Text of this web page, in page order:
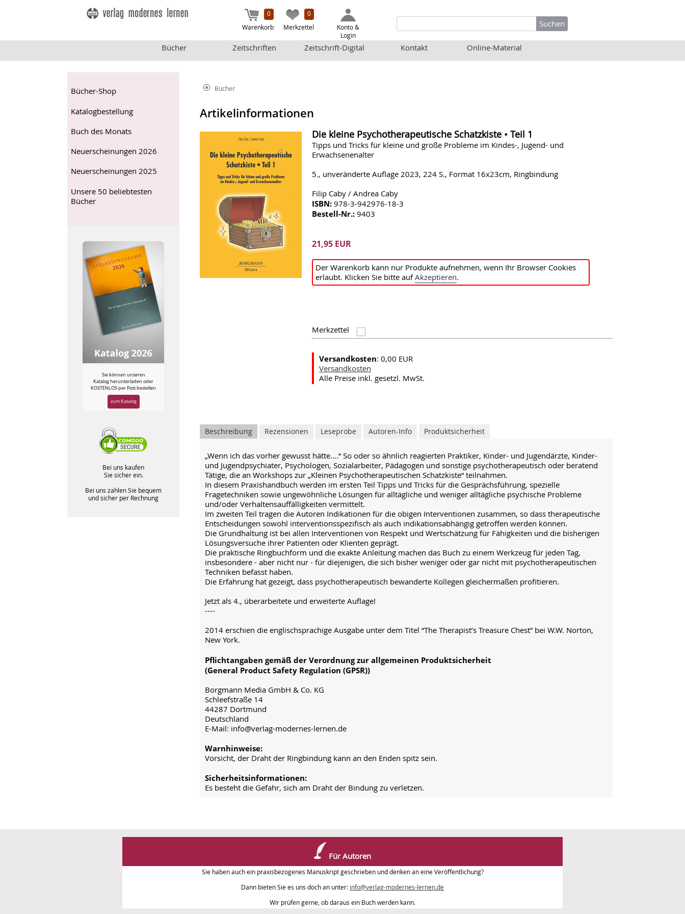
0
Warenkorb
0
Merkzettel
Konto &
Login
Bücher Zeitschriften Zeitschrift-Digital Kontakt Online-Material
Bücher-Shop
Katalogbestellung
Buch des Monats
Neuerscheinungen 2026
Neuerscheinungen 2025
Unsere 50 beliebtesten
Bücher
Sie können unseren
Katalog herunterladen oder
KOSTENLOS per Post bestellen
zum Katalog
Bei uns kaufen
Sie sicher ein.
Bei uns zahlen Sie bequem
und sicher per Rechnung
Bücher
Artikelinformationen
Die kleine Psychotherapeutische Schatzkiste • Teil 1
Tipps und Tricks für kleine und große Probleme im Kindes-, Jugend- und
Erwachsenenalter
5., unveränderte Auflage 2023, 224 S., Format 16x23cm, Ringbindung
Filip Caby / Andrea Caby
ISBN: 978-3-942976-18-3
Bestell-Nr.: 9403
21,95 EUR
Der Warenkorb kann nur Produkte aufnehmen, wenn Ihr Browser Cookies
erlaubt. Klicken Sie bitte aufAkzeptieren.
Merkzettel
Versandkosten: 0,00 EUR
Versandkosten
Alle Preise inkl. gesetzl. MwSt.
Beschreibung Rezensionen Leseprobe Autoren-Info Produktsicherheit
„Wenn ich das vorher gewusst hätte....“ So oder so ähnlich reagierten Praktiker, Kinder- und Jugendärzte, Kinder-
und Jugendpsychiater, Psychologen, Sozialarbeiter, Pädagogen und sonstige psychotherapeutisch oder beratend
Tätige, die an Workshops zur „Kleinen Psychotherapeutischen Schatzkiste“ teilnahmen.
In diesem Praxishandbuch werden im ersten Teil Tipps und Tricks für die Gesprächsführung, spezielle
Fragetechniken sowie ungewöhnliche Lösungen für alltägliche und weniger alltägliche psychische Probleme
und/oder Verhaltensauffälligkeiten vermittelt.
Im zweiten Teil tragen die Autoren Indikationen für die obigen Interventionen zusammen, so dass therapeutische
Entscheidungen sowohl interventionsspezifisch als auch indikationsabhängig getroffen werden können.
Die Grundhaltung ist bei allen Interventionen von Respekt und Wertschätzung für Fähigkeiten und die bisherigen
Lösungsversuche ihrer Patienten oder Klienten geprägt.
Die praktische Ringbuchform und die exakte Anleitung machen das Buch zu einem Werkzeug für jeden Tag,
insbesondere - aber nicht nur - für diejenigen, die sich bisher weniger oder gar nicht mit psychotherapeutischen
Techniken befasst haben.
Die Erfahrung hat gezeigt, dass psychotherapeutisch bewanderte Kollegen gleichermaßen profitieren.
Jetzt als 4., überarbeitete und erweiterte Auflage!
----
2014 erschien die englischsprachige Ausgabe unter dem Titel “The Therapist’s Treasure Chest” bei W.W. Norton,
New York.
Pflichtangaben gemäß der Verordnung zur allgemeinen Produktsicherheit
(General Product Safety Regulation (GPSR))
Borgmann Media GmbH & Co. KG
Schleefstraße 14
44287 Dortmund
Deutschland
E-Mail: info@verlag-modernes-lernen.de
Warnhinweise:
Vorsicht, der Draht der Ringbindung kann an den Enden spitz sein.
Sicherheitsinformationen:
Es besteht die Gefahr, sich am Draht der Bindung zu verletzen.
Für Autoren
Sie haben auch ein praxisbezogenes Manuskript geschrieben und denken an eine Veröffentlichung?
Dann bieten Sie es uns doch an unter: info@verlag-modernes-lernen.de
Wir prüfen gerne, ob daraus ein Buch werden kann.